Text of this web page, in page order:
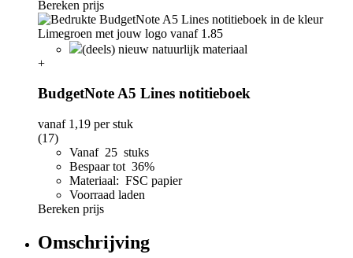
Bereken prijs
(deels) nieuw natuurlijk materiaal
+
BudgetNote A5 Lines notitieboek
vanaf 1,19 per stuk
(17)
Vanaf 25 stuks
Bespaar tot 36%
Materiaal: FSC papier
Voorraad laden
Bereken prijs
Omschrijving